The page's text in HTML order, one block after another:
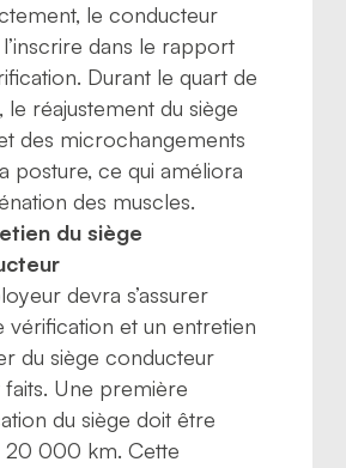
le conducteur
dans le rapport
Durant le quart de
le réajustement du siège
des microchangements
posture, ce qui améliora
des muscles.
du siège
devra s’assurer
vérification et un entretien
du siège conducteur
faits. Une première
du siège doit être
20 000 km. Cette